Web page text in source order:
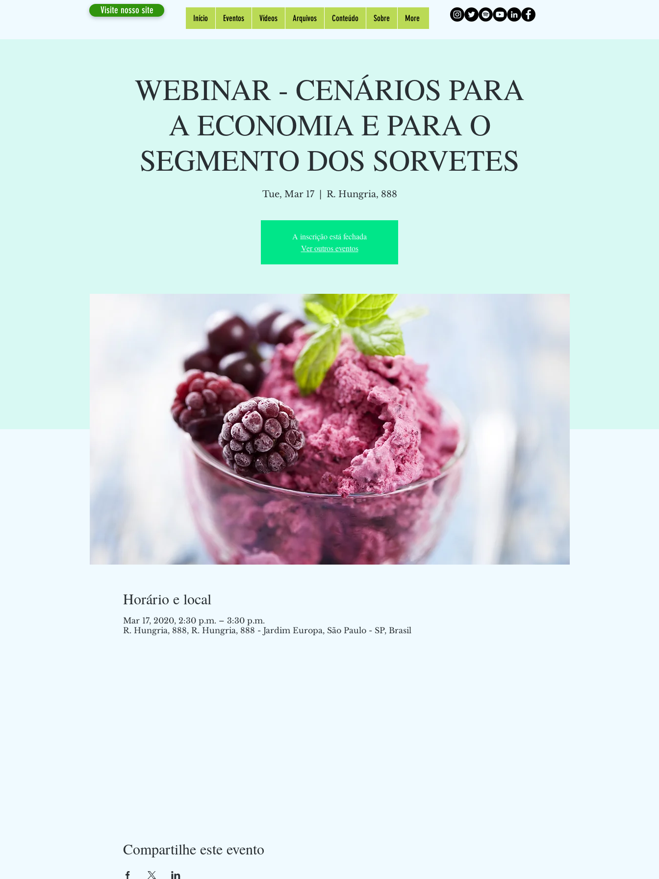
Visite nosso site
Início Eventos Vídeos Arquivos Conteúdo Sobre More
WEBINAR - CENÁRIOS PARA
A ECONOMIA E PARA O
SEGMENTO DOS SORVETES
Tue, Mar 17
  |
R. Hungria, 888
A inscrição está fechada
Ver outros eventos
Horário e local
Mar 17, 2020, 2:30 p.m. – 3:30 p.m.
R. Hungria, 888, R. Hungria, 888 - Jardim Europa, São Paulo - SP, Brasil
Compartilhe este evento